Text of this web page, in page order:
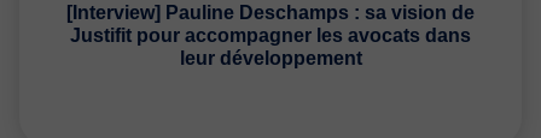
[Interview] Pauline Deschamps : sa vision de
Justifit pour accompagner les avocats dans
leur développement